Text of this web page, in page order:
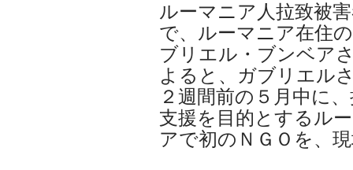
ルーマニア人拉致被
で、ルーマニア在住
ブリエル・ブンベア
よると、ガブリエル
２週間前の５月中に
支援を目的とするル
アで初のＮＧＯを、